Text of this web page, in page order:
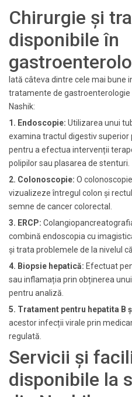
Chirurgie și
disponibile în
Iată câteva dintre cele mai bune
tratamente de gastroenterologie
Nashik:
1. Endoscopie: Utilizarea unui
examina tractul digestiv
pentru a efectua intervenții
polipilor sau plasarea de stenturi.
2. Colonoscopie: O
vizualizeze întregul colon și
semne de cancer colorectal.
3. ERCP:
combină endoscopia cu
și trata problemele de la nivelul
4. Biopsie hepatică: Efectuat
sau inflamația prin obținerea
pentru analiză.
5. Tratament pentru hepatita B
acestor infecții virale prin
regulată.
Servicii și
disponibile la